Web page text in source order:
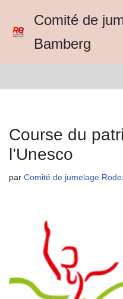
Aller
Comité de
Bamberg
Course du
l’Unesco
par Comité de jumelage